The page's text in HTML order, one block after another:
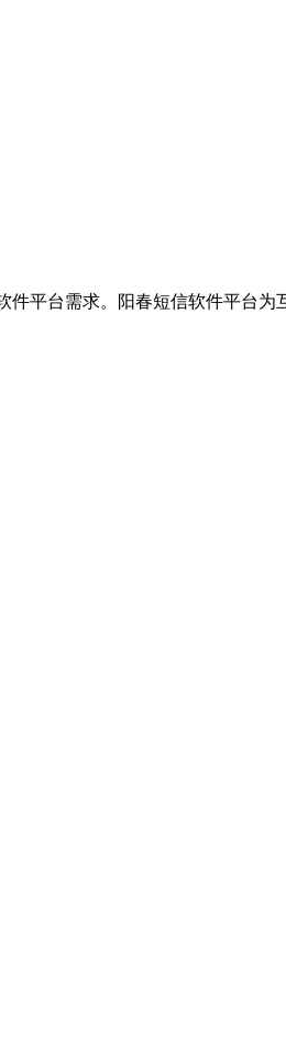
平台需求。阳春短信软件平台